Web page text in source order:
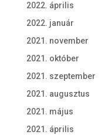
2022. április
2022. január
2021. november
2021. október
2021. szeptember
2021. augusztus
2021. május
2021. április